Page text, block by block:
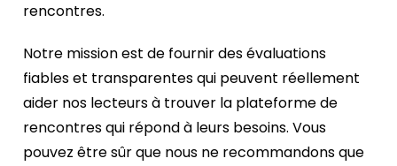
rencontres.
Notre mission est de fournir des évaluations
fiables et transparentes qui peuvent réellement
aider nos lecteurs à trouver la plateforme de
rencontres qui répond à leurs besoins. Vous
pouvez être sûr que nous ne recommandons que